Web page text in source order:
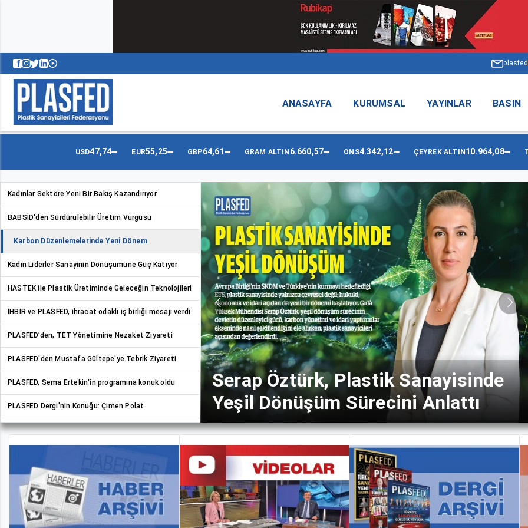
ANASAYFA KURUMSAL YAYINLAR BASIN
USD47,74 EUR55,25 GBP64,61 GRAM ALTIN 6.660,57 ONS4.342,12 ÇEYREK ALTIN 10.964,08
Kadınlar Sektöre Yeni Bir Bakış Kazandırıyor
BABSİD'den Sürdürülebilir Üretim Vurgusu
Karbon Düzenlemelerinde Yeni Dönem
Kadın Liderler Sanayinin Dönüşümüne Güç Katıyor
HASTEK ile Plastik Üretiminde Geleceğin Teknolojileri
İHBİR ve PLASFED, ihracat odaklı iş birliği mesajı verdi
PLASFED’den, TET Yönetimine Nezaket Ziyareti
PLASFED'den Mustafa Gültepe'ye Tebrik Ziyareti
PLASFED, Sema Ertekin'in programına konuk oldu
PLASFED Dergi'nin Konuğu: Çimen Polat
Pınar Aysun Eribol ile Kadın
Sanayicinin Gücünü Konuştuk
Previous